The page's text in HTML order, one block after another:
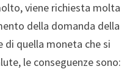
viene richiesta molta
della domanda della
quella moneta che si
le conseguenze sono: